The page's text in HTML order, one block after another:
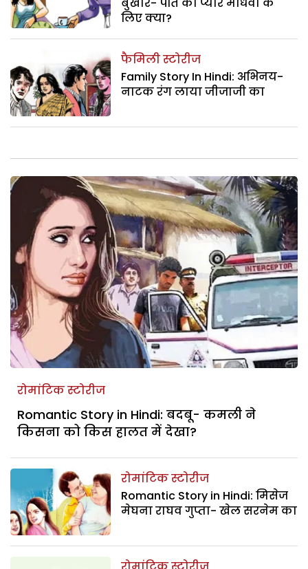
बुखार- पति का प्यार माधवी के
लिए क्या?
फैमिली स्टोरीज
Family Story In Hindi: अभिनय-
नाटक रंग लाया जीजाजी का
रोमांटिक स्टोरीज
Romantic Story in Hindi: बदबू- कमली ने
किसना को किस हालत में देखा?
रोमांटिक स्टोरीज
Romantic Story in Hindi: मिसेज
मेघना राघव गुप्ता- खेल सरनेम का